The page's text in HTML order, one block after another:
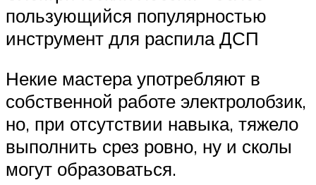
пользующийся популярностью
инструмент для распила ДСП
Некие мастера употребляют в
собственной работе электролобзик,
но, при отсутствии навыка, тяжело
выполнить срез ровно, ну и сколы
могут образоваться.